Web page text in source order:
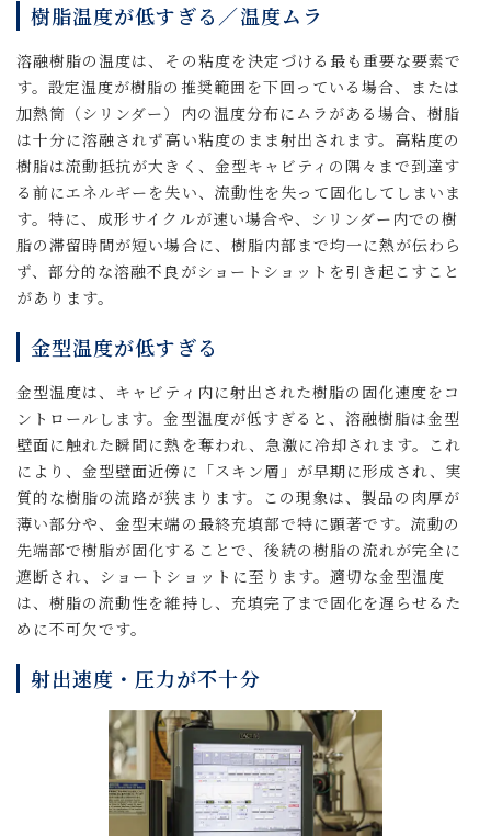
樹脂温度が低すぎる／温度ムラ
溶融樹脂の温度は、その粘度を決定づける最も重要な要素で
す。設定温度が樹脂の推奨範囲を下回っている場合、または
加熱筒（シリンダー）内の温度分布にムラがある場合、樹脂
は十分に溶融されず高い粘度のまま射出されます。高粘度の
樹脂は流動抵抗が大きく、金型キャビティの隅々まで到達す
る前にエネルギーを失い、流動性を失って固化してしまいま
す。特に、成形サイクルが速い場合や、シリンダー内での樹
脂の滞留時間が短い場合に、樹脂内部まで均一に熱が伝わら
ず、部分的な溶融不良がショートショットを引き起こすこと
があります。
金型温度が低すぎる
金型温度は、キャビティ内に射出された樹脂の固化速度をコ
ントロールします。金型温度が低すぎると、溶融樹脂は金型
壁面に触れた瞬間に熱を奪われ、急激に冷却されます。これ
により、金型壁面近傍に「スキン層」が早期に形成され、実
質的な樹脂の流路が狭まります。この現象は、製品の肉厚が
薄い部分や、金型末端の最終充填部で特に顕著です。流動の
先端部で樹脂が固化することで、後続の樹脂の流れが完全に
遮断され、ショートショットに至ります。適切な金型温度
は、樹脂の流動性を維持し、充填完了まで固化を遅らせるた
めに不可欠です。
射出速度・圧力が不十分